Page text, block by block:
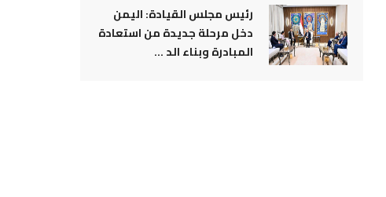
رئيس مجلس القيادة: اليمن
دخل مرحلة جديدة من استعادة
المبادرة وبناء الد ...